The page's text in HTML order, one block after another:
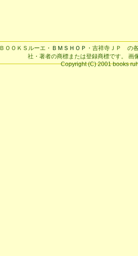
ＢＯＯＫＳルーエ・ ＢＭＳＨＯＰ ・吉祥寺ＪＰ の
社・著者の商標または登録商標です。 画
Copyright (C) 2001 books